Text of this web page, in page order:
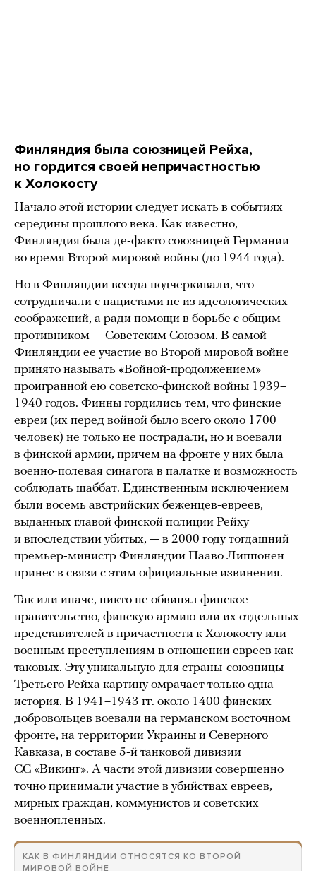
Финляндия была союзницей Рейха,
но гордится своей непричастностью
к Холокосту
Начало этой истории следует искать в событиях
середины прошлого века. Как известно,
Финляндия была де-факто союзницей Германии
во время Второй мировой войны (до 1944 года).
Но в Финляндии всегда подчеркивали, что
сотрудничали с нацистами не из идеологических
соображений, а ради помощи в борьбе с общим
противником — Советским Союзом. В самой
Финляндии ее участие во Второй мировой войне
принято называть «Войной-продолжением»
проигранной ею советско-финской войны 1939–
1940 годов. Финны гордились тем, что финские
евреи (их перед войной было всего около 1700
человек) не только не пострадали, но и воевали
в финской армии, причем на фронте у них была
военно-полевая синагога в палатке и возможность
соблюдать шаббат. Единственным исключением
были восемь австрийских беженцев-евреев,
выданных главой финской полиции Рейху
и впоследствии убитых, — в 2000 году тогдашний
премьер-министр Финляндии Пааво Липпонен
принес в связи с этим официальные извинения.
Так или иначе, никто не обвинял финское
правительство, финскую армию или их отдельных
представителей в причастности к Холокосту или
военным преступлениям в отношении евреев как
таковых. Эту уникальную для страны-союзницы
Третьего Рейха картину омрачает только одна
история. В 1941–1943 гг. около 1400 финских
добровольцев воевали на германском восточном
фронте, на территории Украины и Северного
Кавказа, в составе 5-й танковой дивизии
СС «Викинг». А части этой дивизии совершенно
точно принимали участие в убийствах евреев,
мирных граждан, коммунистов и советских
военнопленных.
КАК В ФИНЛЯНДИИ ОТНОСЯТСЯ КО ВТОРОЙ
МИРОВОЙ ВОЙНЕ